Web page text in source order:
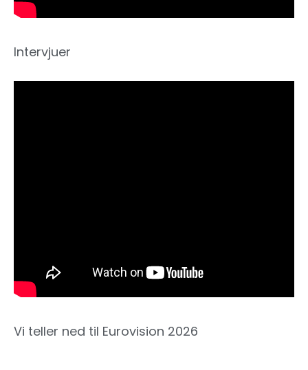
Intervjuer
Vi teller ned til Eurovision 2026